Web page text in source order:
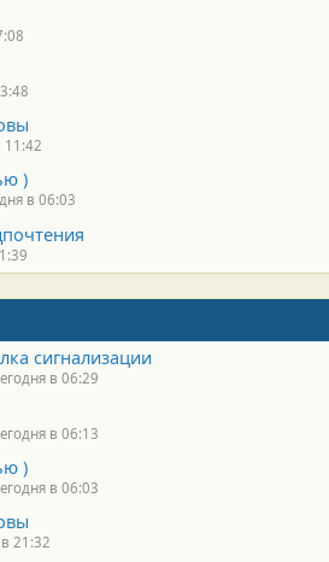
11:42
)
в 06:03
сигнализации
в 06:29
в 06:13
)
в 06:03
21:32